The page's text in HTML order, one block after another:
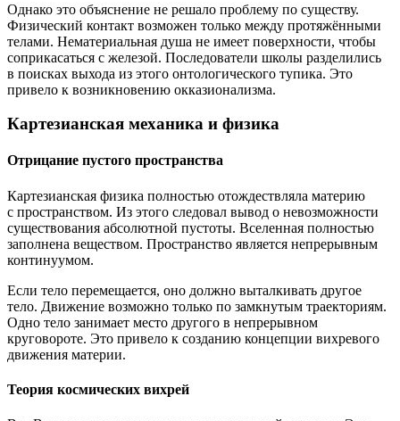
Однако это объяснение не решало проблему по существу.
Физический контакт возможен только между протяжёнными
телами. Нематериальная душа не имеет поверхности, чтобы
соприкасаться с железой. Последователи школы разделились
в поисках выхода из этого онтологического тупика. Это
привело к возникновению окказионализма.
Картезианская механика и физика
Отрицание пустого пространства
Картезианская физика полностью отождествляла материю
с пространством. Из этого следовал вывод о невозможности
существования абсолютной пустоты. Вселенная полностью
заполнена веществом. Пространство является непрерывным
континуумом.
Если тело перемещается, оно должно выталкивать другое
тело. Движение возможно только по замкнутым траекториям.
Одно тело занимает место другого в непрерывном
круговороте. Это привело к созданию концепции вихревого
движения материи.
Теория космических вихрей